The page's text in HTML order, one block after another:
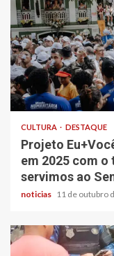
CULTURA DESTAQUE
Projeto
em 2025 com o
servimos ao
noticias 11 de outubro